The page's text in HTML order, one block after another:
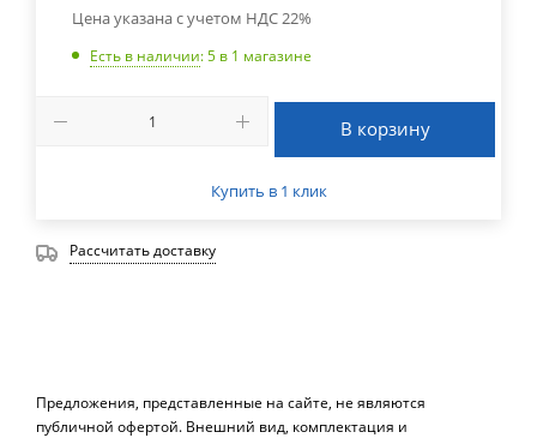
Цена указана с учетом НДС 22%
Есть в наличии: 5 в 1 магазине
В корзину
Купить в 1 клик
Рассчитать доставку
Предложения, представленные на сайте, не являются
публичной офертой. Внешний вид, комплектация и